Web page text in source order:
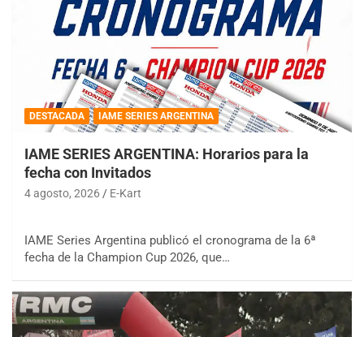
DESTACADA IAME SERIES ARGENTINA
IAME SERIES ARGENTINA: Horarios para la
fecha con Invitados
4 agosto, 2026 E-Kart
IAME Series Argentina publicó el cronograma de la 6ª
fecha de la Champion Cup 2026, que…